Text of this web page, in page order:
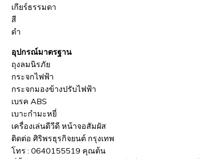
เกียร์ธรรมดา
สี
ดำ
อุปกรณ์มาตรฐาน
ถุงลมนิรภัย
กระจกไฟฟ้า
กระจกมองข้างปรับไฟฟ้า
เบรค ABS
เบาะกำมะหยี่
เครื่องเล่นดีวีดี หน้าจอสัมผัส
ติดต่อ ศิริพรธุรกิจยนต์ กรุงเทพ
โทร : 0640155519 คุณต้น